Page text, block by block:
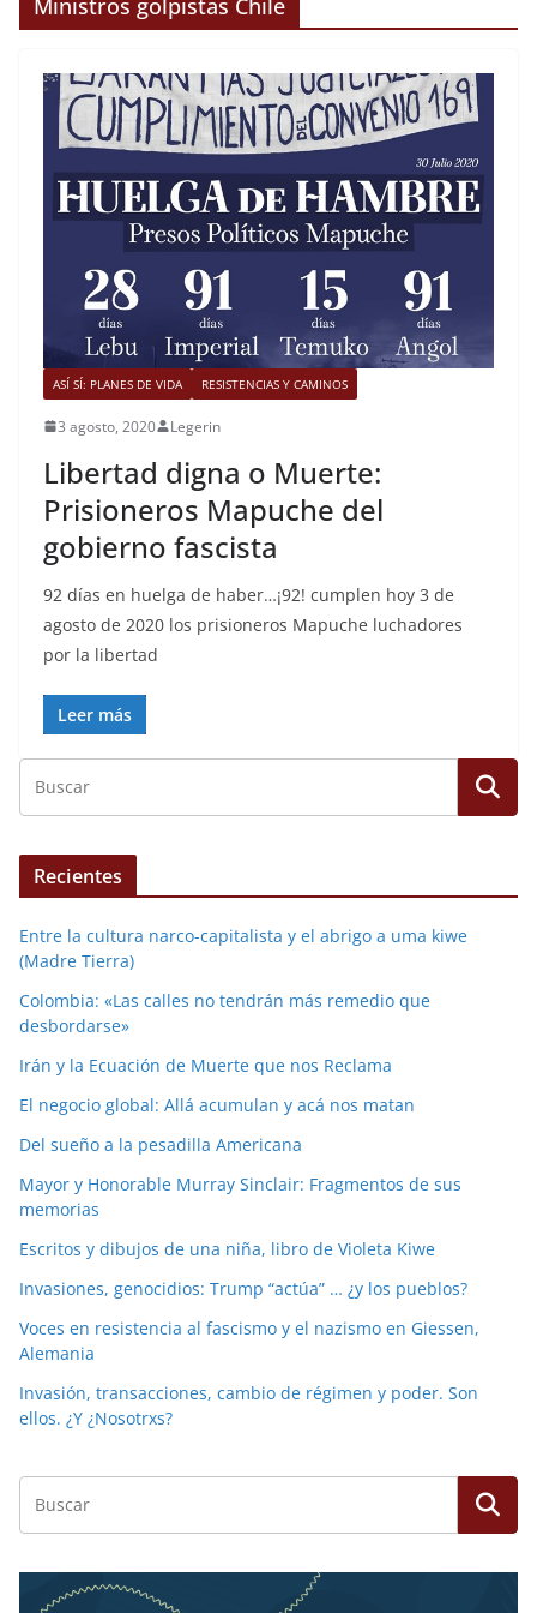
Ministros golpistas Chile
ASÍ SÍ: PLANES DE VIDA RESISTENCIAS Y CAMINOS
3 agosto, 2020 Legerin
Libertad digna o Muerte:
Prisioneros Mapuche del
gobierno fascista
92 días en huelga de haber…¡92! cumplen hoy 3 de
agosto de 2020 los prisioneros Mapuche luchadores
por la libertad
Leer más
Recientes
Entre la cultura narco-capitalista y el abrigo a uma kiwe
(Madre Tierra)
Colombia: «Las calles no tendrán más remedio que
desbordarse»
Irán y la Ecuación de Muerte que nos Reclama
El negocio global: Allá acumulan y acá nos matan
Del sueño a la pesadilla Americana
Mayor y Honorable Murray Sinclair: Fragmentos de sus
memorias
Escritos y dibujos de una niña, libro de Violeta Kiwe
Invasiones, genocidios: Trump “actúa” … ¿y los pueblos?
Voces en resistencia al fascismo y el nazismo en Giessen,
Alemania
Invasión, transacciones, cambio de régimen y poder. Son
ellos. ¿Y ¿Nosotrxs?